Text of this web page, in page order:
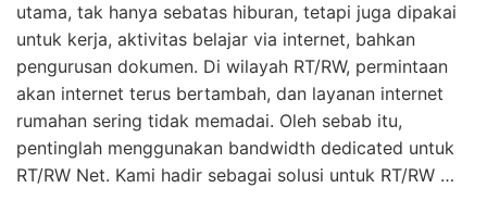
utama, tak hanya sebatas hiburan, tetapi juga dipakai
untuk kerja, aktivitas belajar via internet, bahkan
pengurusan dokumen. Di wilayah RT/RW, permintaan
akan internet terus bertambah, dan layanan internet
rumahan sering tidak memadai. Oleh sebab itu,
pentinglah menggunakan bandwidth dedicated untuk
RT/RW Net. Kami hadir sebagai solusi untuk RT/RW …